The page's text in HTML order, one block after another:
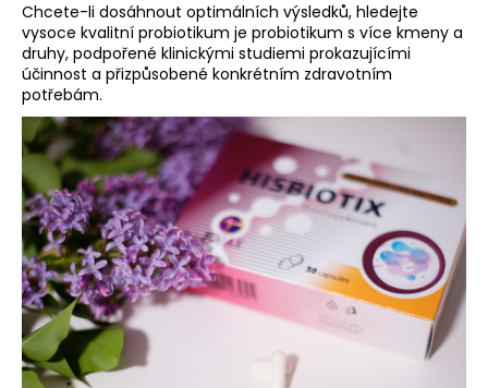
Chcete-li dosáhnout optimálních výsledků, hledejte
vysoce kvalitní probiotikum je probiotikum s více kmeny a
druhy, podpořené klinickými studiemi prokazujícími
účinnost a přizpůsobené konkrétním zdravotním
potřebám.